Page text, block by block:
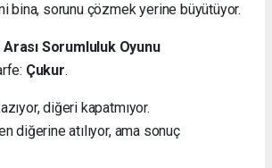
bina, sorunu çözmek yerine büyütüyor.
Sorumluluk Oyunu
Çukur.
diğeri kapatmıyor.
diğerine atılıyor, ama sonuç